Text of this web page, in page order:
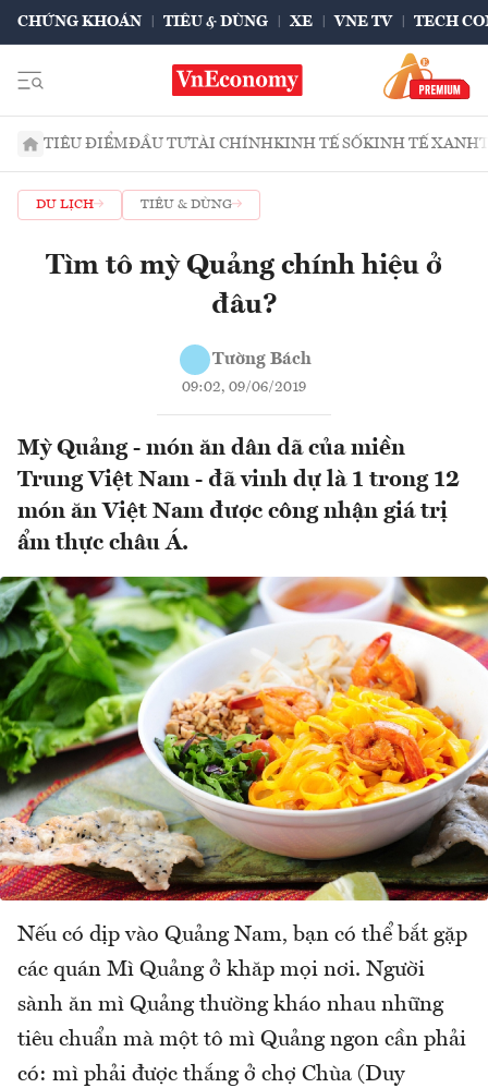
CHỨNG KHOÁN TIÊU & DÙNG XE VNE TV TECH
TIÊU ĐIỂMĐẦU TƯTÀI CHÍNHKINH TẾ SỐKINH TẾ XANH
DU LỊCH TIÊU & DÙNG
Tìm tô mỳ Quảng chính hiệu ở
đâu?
Tường Bách
09:02, 09/06/2019
Mỳ Quảng - món ăn dân dã của miền
Trung Việt Nam - đã vinh dự là 1 trong 12
món ăn Việt Nam được công nhận giá trị
ẩm thực châu Á.
Nếu có dịp vào Quảng Nam, bạn có thể bắt gặp
các quán Mì Quảng ở khăp mọi nơi. Người
sành ăn mì Quảng thường kháo nhau những
tiêu chuẩn mà một tô mì Quảng ngon cần phải
có: mì phải được thắng ở chợ Chùa (Duy